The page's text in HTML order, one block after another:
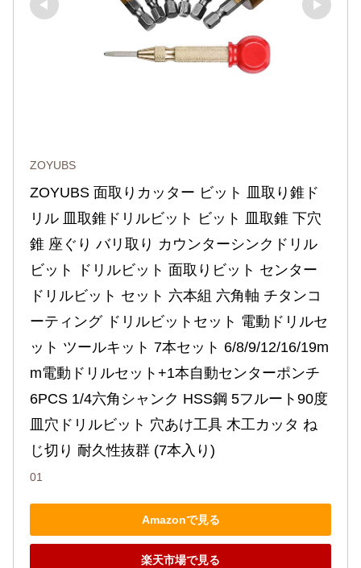
ZOYUBS
ZOYUBS 面取りカッター ビット 皿取り錐ド
リル 皿取錐ドリルビット ビット 皿取錐 下穴
錐 座ぐり バリ取り カウンターシンクドリル
ビット ドリルビット 面取りビット センター
ドリルビット セット 六本組 六角軸 チタンコ
ーティング ドリルビットセット 電動ドリルセ
ット ツールキット 7本セット 6/8/9/12/16/19m
m電動ドリルセット+1本自動センターポンチ
6PCS 1/4六角シャンク HSS鋼 5フルート90度
皿穴ドリルビット 穴あけ工具 木工カッタ ね
じ切り 耐久性抜群 (7本入り)
01
Amazonで見る
楽天市場で見る